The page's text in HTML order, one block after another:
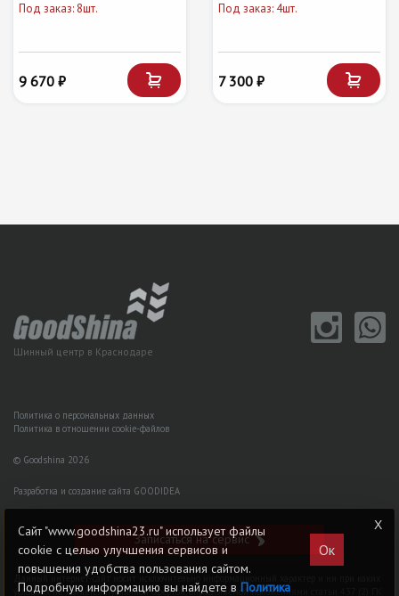
Под заказ: 8шт.
9 670 ₽
Под заказ: 4шт.
7 300 ₽
Шинный центр в Краснодаре
Политика о персональных данных
Политика в отношении cookie-файлов
© Goodshina 2026
Разработка и создание сайта GOODIDEA
Записаться на сервис
Данный интернет-сайт носит исключительно информационный характер и ни при каких
условиях не является публичной офертой, определяемой положениями статьи 437 (2) ГK
Сайт "www.goodshina23.ru" использует файлы
cookie с целью улучшения сервисов и
повышения удобства пользования сайтом.
Подробную информацию вы найдете вПолитика
Ок